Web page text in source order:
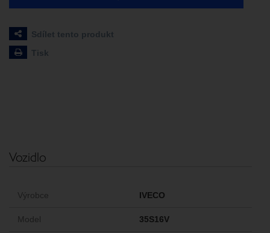
Sdílet tento produkt
Tisk
Vozidlo
Výrobce IVECO
Model 35S16V